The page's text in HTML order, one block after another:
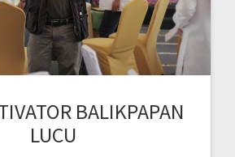
BALIKPAPAN
LUCU